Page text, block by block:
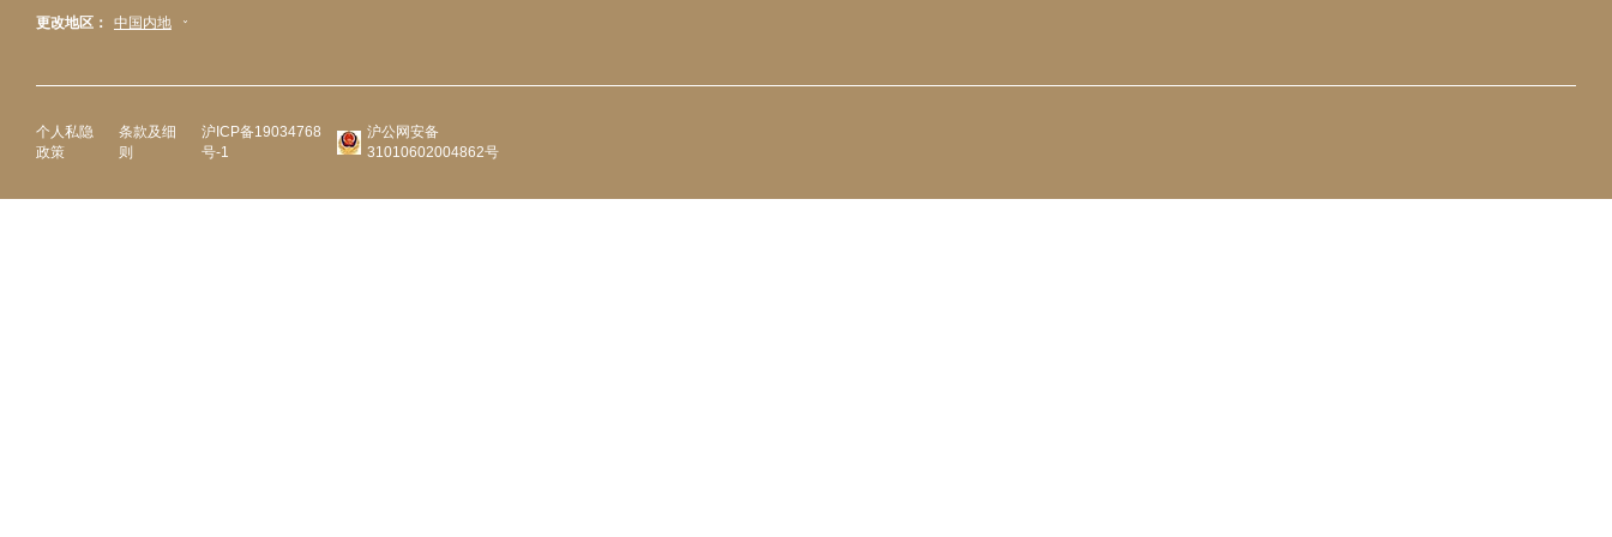
更改地区： 中国内地
个人私隐
政策
条款及细
则
沪ICP备19034768
号-1
沪公网安备
31010602004862号